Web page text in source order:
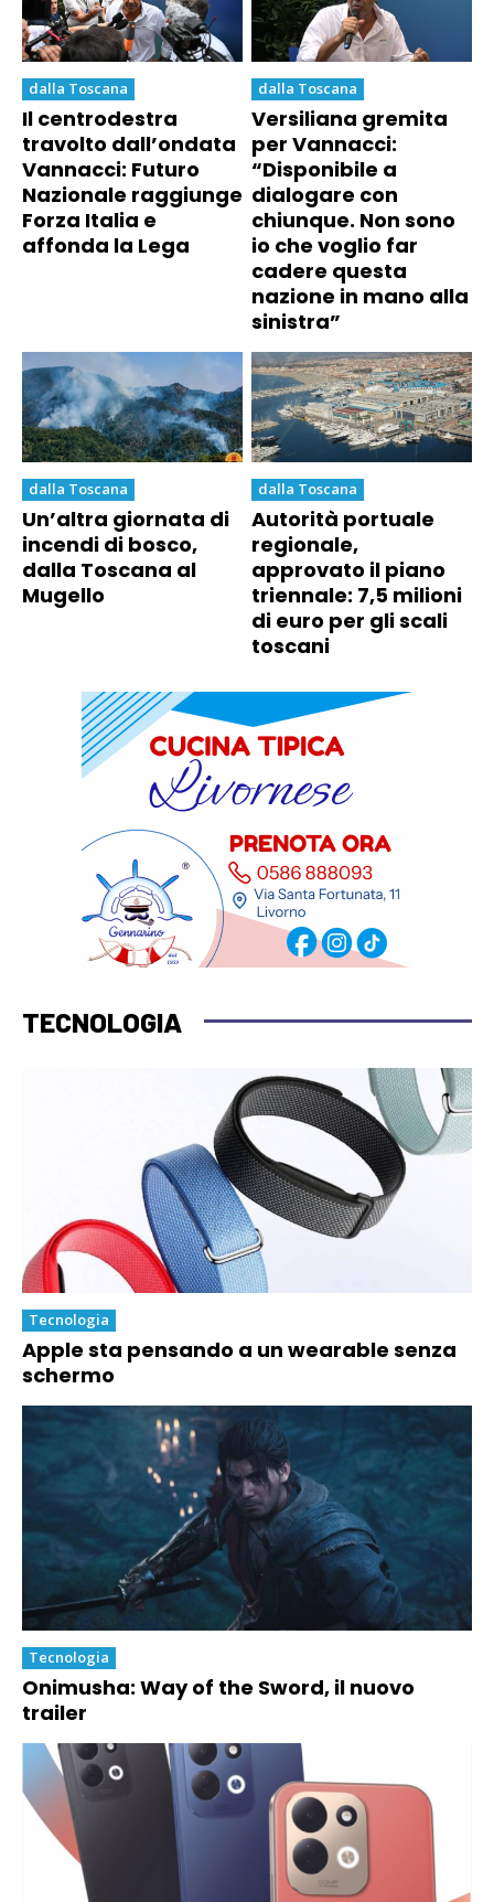
dalla Toscana
Il centrodestra
travolto dall’ondata
Vannacci: Futuro
Nazionale raggiunge
Forza Italia e
affonda la Lega
dalla Toscana
Versiliana gremita
per Vannacci:
“Disponibile a
dialogare con
chiunque. Non sono
io che voglio far
cadere questa
nazione in mano alla
sinistra”
dalla Toscana
Un’altra giornata di
incendi di bosco,
dalla Toscana al
Mugello
dalla Toscana
Autorità portuale
regionale,
approvato il piano
triennale: 7,5 milioni
di euro per gli scali
toscani
TECNOLOGIA
Tecnologia
Apple sta pensando a un wearable senza
schermo
Tecnologia
Onimusha: Way of the Sword, il nuovo
trailer